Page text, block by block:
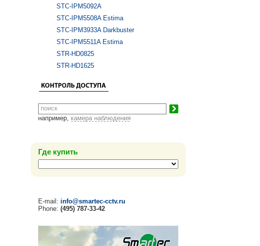
STC-IPM5092A
STC-IPM5508A Estima
STC-IPM3933A Darkbuster
STC-IPM5511A Estima
STR-HD0825
STR-HD1625
например, камера наблюдения
Где купить
E-mail: info@smartec-cctv.ru
Phone: (495) 787-33-42